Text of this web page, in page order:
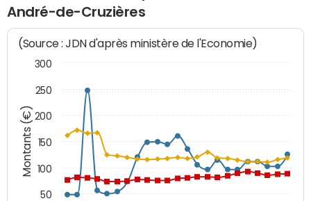
André-de-Cruzières
Montants (€)
(Source : JDN d'après ministère de l'Economie)
50
100
150
200
250
300